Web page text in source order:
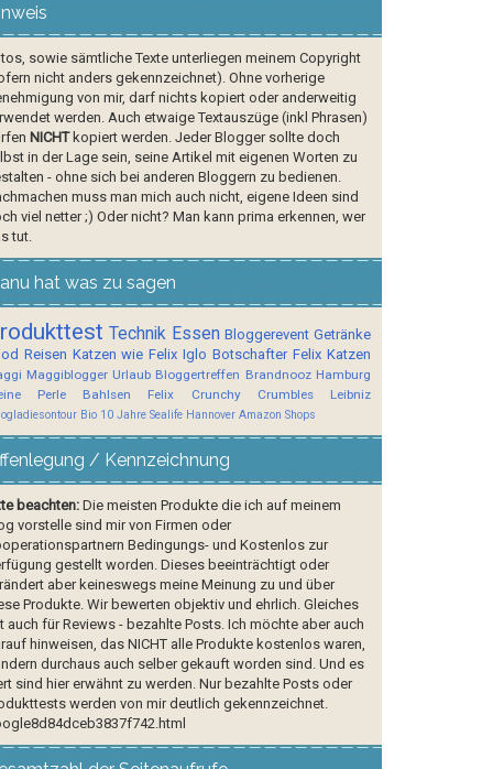
sowie sämtliche Texte unterliegen meinem Copyright
nicht anders gekennzeichnet). Ohne vorherige
von mir, darf nichts kopiert oder anderweitig
werden. Auch etwaige Textauszüge (inkl Phrasen)
NICHTkopiert werden. Jeder Blogger sollte doch
in der Lage sein, seine Artikel mit eigenen Worten zu
- ohne sich bei anderen Bloggern zu bedienen.
muss man mich auch nicht, eigene Ideen sind
viel netter ;) Oder nicht? Man kann prima erkennen, wer
tut.
hat was zu sagen
Technik Essen Bloggerevent Getränke
Reisen Katzen wie Felix Iglo Botschafter Felix Katzen
Maggiblogger Urlaub Bloggertreffen Brandnooz Hamburg
Perle
Bahlsen Felix Crunchy Crumbles Leibniz
Bio 10 Jahre Sealife Hannover Amazon Shops
/ Kennzeichnung
beachten:Die meisten Produkte die ich auf meinem
vorstelle sind mir von Firmen oder
Bedingungs- und Kostenlos zur
gestellt worden. Dieses beeinträchtigt oder
aber keineswegs meine Meinung zu und über
Produkte. Wir bewerten objektiv und ehrlich. Gleiches
auch für Reviews - bezahlte Posts. Ich möchte aber auch
hinweisen, das NICHT alle Produkte kostenlos waren,
durchaus auch selber gekauft worden sind. Und es
sind hier erwähnt zu werden. Nur bezahlte Posts oder
werden von mir deutlich gekennzeichnet.